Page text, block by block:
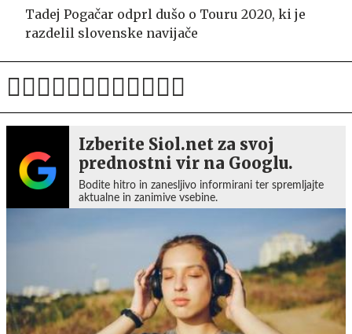
Tadej Pogačar odprl dušo o Touru 2020, ki je
razdelil slovenske navijače
Izberite Siol.net za svoj
prednostni vir na Googlu.
Bodite hitro in zanesljivo informirani ter spremljajte
aktualne in zanimive vsebine.